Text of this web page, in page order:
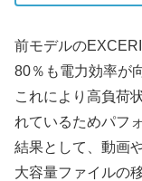
前モデルの
80％も電力効率が
これにより高負荷
れているためパフ
結果として、動画
大容量ファイルの